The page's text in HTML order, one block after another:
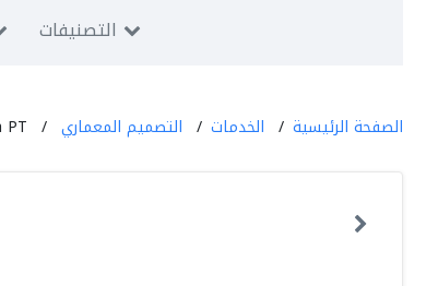
التصنيفات
الصفحة الرئيسية الخدمات التصميم المعماري PT